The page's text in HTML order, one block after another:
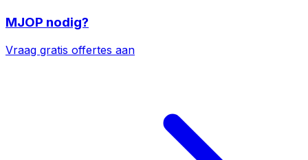
MJOP nodig?
Vraag gratis offertes aan